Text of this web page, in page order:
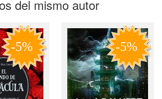
del mismo autor